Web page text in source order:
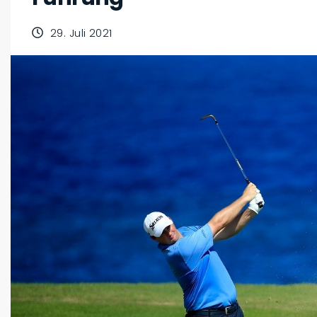
29. Juli 2021